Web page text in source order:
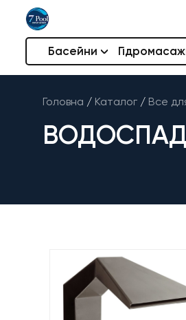
Басейни
Головна / Каталог / Все
ВОДОСПАД